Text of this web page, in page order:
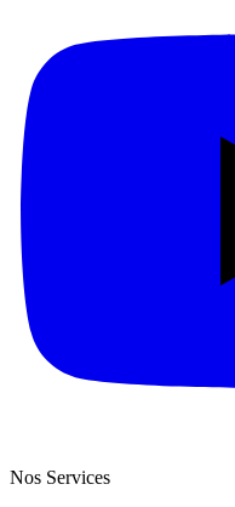
Nos Services